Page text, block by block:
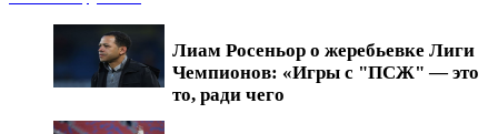
Лиам Росеньор о жеребьевке Лиги
Чемпионов: «Игры с "ПСЖ" — это
то, ради чего